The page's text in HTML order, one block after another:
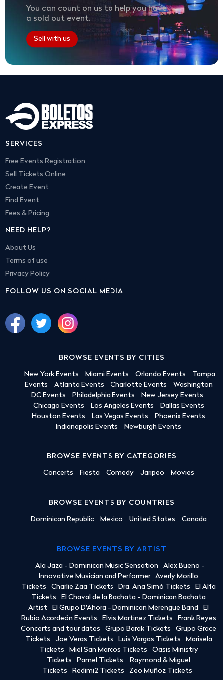
You can count on us to help you have
a sold out event.
Sell with us
SERVICES
Free Events Registration
Sell Tickets Online
Create Event
Find Event
Fees & Pricing
NEED HELP?
About Us
Terms of use
Privacy Policy
FOLLOW US ON SOCIAL MEDIA
BROWSE EVENTS BY CITIES
New York Events Miami Events Orlando Events
Tampa
Events
Atlanta Events Charlotte Events
Washington
DC Events
Philadelphia Events
New Jersey Events
Chicago Events
Los Angeles Events
Dallas Events
Houston Events
Las Vegas Events
Phoenix Events
Indianapolis Events
Newburgh Events
BROWSE EVENTS BY CATEGORIES
Concerts Fiesta Comedy Jaripeo Movies
BROWSE EVENTS BY COUNTRIES
Dominican Republic Mexico United States Canada
BROWSE EVENTS BY ARTIST
Ala Jaza - Dominican Music Sensation
Alex Bueno -
Innovative Musician and Performer
Averly Morillo
Tickets
Charlie Zaa Tickets Dra. Ana Simó Tickets
El Alfa
Tickets
El Chaval de la Bachata - Dominican Bachata
Artist
El Grupo D'Ahora - Dominican Merengue Band
El
Rubio Acordeón Events
Elvis Martinez Tickets
Frank Reyes
Concerts and tour dates
Grupo Barak Tickets
Grupo Grace
Tickets
Joe Veras Tickets Luis Vargas Tickets
Marisela
Tickets
Miel San Marcos Tickets
Oasis Ministry
Tickets
Pamel Tickets
Raymond & Miguel
Tickets
Redimi2 Tickets Zeo Muñoz Tickets